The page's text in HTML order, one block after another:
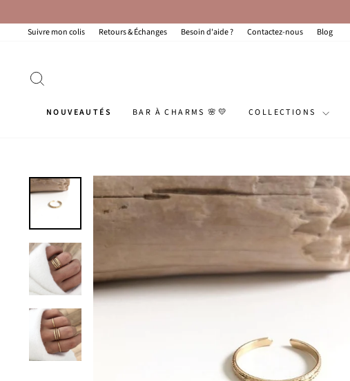
contenuSuivre mon colis Retours & Échanges Besoin d'aide ? Contactez-nous Blog
NOUVEAUTÉS BAR À CHARMS 🌸💛 COLLECTIONS